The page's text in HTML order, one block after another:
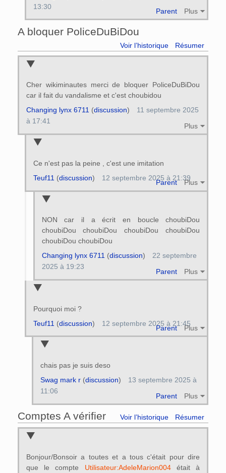
Parent Plus
13:30
A bloquer PoliceDuBiDou
Voir l’historique Résumer
Cher wikiminautes merci de bloquer PoliceDuBiDou
car il fait du vandalisme et c'est choubidou
Plus
Changing lynx 6711(discussion)
11 septembre 2025
à 17:41
Ce n'est pas la peine , c'est une imitation
Parent Plus
Teuf11 (discussion) 12 septembre 2025 à 21:39
NON car il a écrit en boucle choubiDou
choubiDou choubiDou choubiDou choubiDou
choubiDou choubiDou
Parent Plus
Changing lynx 6711 (discussion)
22 septembre
2025 à 19:23
Pourquoi moi ?
Parent Plus
Teuf11 (discussion) 12 septembre 2025 à 21:45
chais pas je suis deso
Parent Plus
Swag mark r(discussion)
13 septembre 2025 à
11:06
Comptes A vérifier Voir l’historique Résumer
Bonjour/Bonsoir a toutes et a tous c'était pour dire
que le compte Utilisateur:AdeleMarion004était à